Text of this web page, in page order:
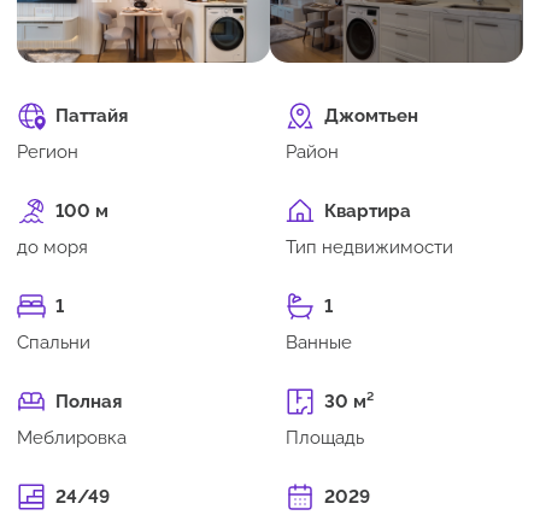
Паттайя
Регион
Джомтьен
Район
100 м
до моря
Квартира
Тип недвижимости
1
Спальни
1
Ванные
Полная
Меблировка
30 м²
Площадь
24/49
2029